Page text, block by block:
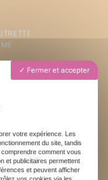
- 19h
Fermer et accepter
votre expérience. Les
du site, tandis
comment vous
et publicitaires permettent
et peuvent afficher